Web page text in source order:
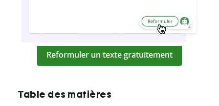
Reformuler un texte gratuitement
Table des matières